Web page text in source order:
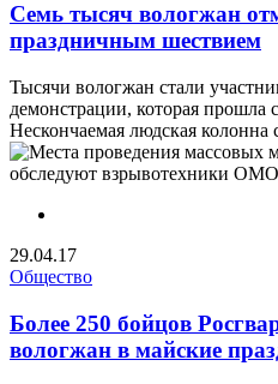
Семь тысяч вологжан
праздничным шествием
Тысячи вологжан стали
демонстрации, которая прошла
Нескончаемая людская
29.04.17
Общество
Более 250 бойцов
вологжан в майские